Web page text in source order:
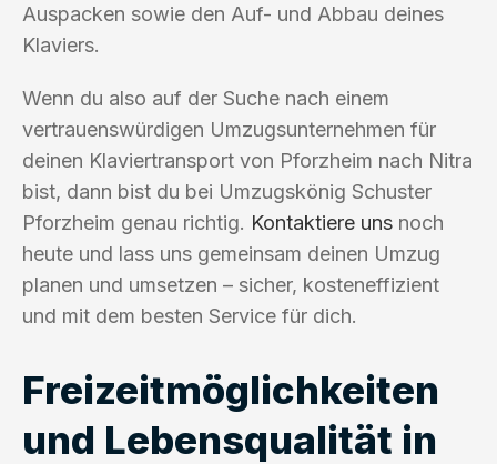
Auspacken sowie den Auf- und Abbau deines
Klaviers.
Wenn du also auf der Suche nach einem
vertrauenswürdigen Umzugsunternehmen für
deinen Klaviertransport von Pforzheim nach Nitra
bist, dann bist du bei Umzugskönig Schuster
Pforzheim genau richtig. Kontaktiere uns noch
heute und lass uns gemeinsam deinen Umzug
planen und umsetzen – sicher, kosteneffizient
und mit dem besten Service für dich.
Freizeitmöglichkeiten
und Lebensqualität in